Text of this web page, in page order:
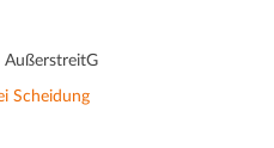
Scheidung